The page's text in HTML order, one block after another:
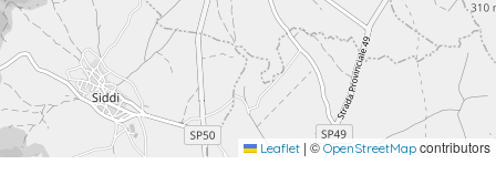
Leaflet | © OpenStreetMap contributors